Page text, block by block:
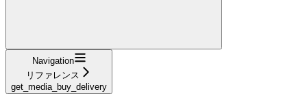
Navigation
リファレンス
get_media_buy_delivery